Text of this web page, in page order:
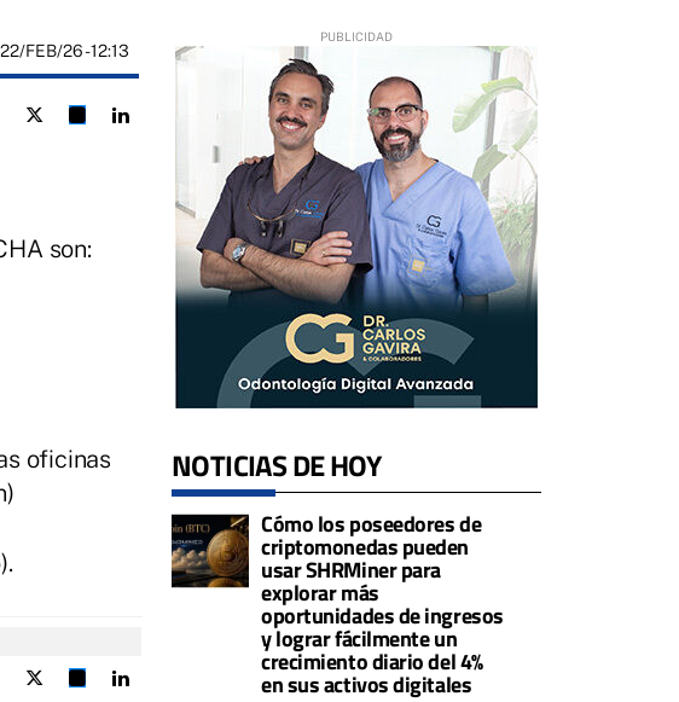
22/FEB/26- 12:13
son:
oficinas
NOTICIAS DE HOY
Cómo los poseedores de
criptomonedas pueden
usar SHRMiner para
explorar más
oportunidades de ingresos
y lograr fácilmente un
crecimiento diario del 4%
en sus activos digitales